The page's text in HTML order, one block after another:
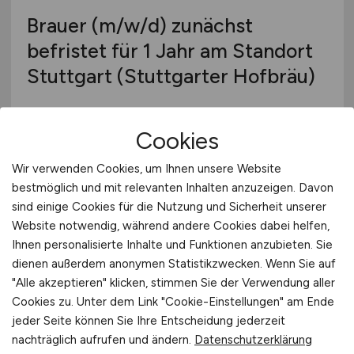
Brauer (m/w/d) zunächst
befristet für 1 Jahr am Standort
Stuttgart (Stuttgarter Hofbräu)
Radeberger Gruppe KG
Stuttgart
Cookies
Wir verwenden Cookies, um Ihnen unsere Website
bestmöglich und mit relevanten Inhalten anzuzeigen. Davon
sind einige Cookies für die Nutzung und Sicherheit unserer
Website notwendig, während andere Cookies dabei helfen,
Ihnen personalisierte Inhalte und Funktionen anzubieten. Sie
dienen außerdem anonymen Statistikzwecken. Wenn Sie auf
"Alle akzeptieren" klicken, stimmen Sie der Verwendung aller
Cookies zu. Unter dem Link "Cookie-Einstellungen" am Ende
jeder Seite können Sie Ihre Entscheidung jederzeit
nachträglich aufrufen und ändern. Datenschutzerklärung